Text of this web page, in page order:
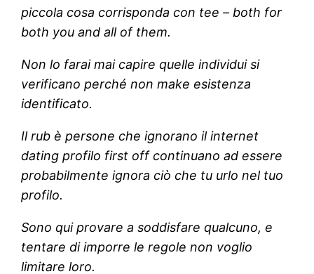
piccola cosa corrisponda con tee – both for
both you and all of them.
Non lo farai mai capire quelle individui si
verificano perché non make esistenza
identificato.
Il rub è persone che ignorano il internet
dating profilo first off continuano ad essere
probabilmente ignora ciò che tu urlo nel tuo
profilo.
Sono qui provare a soddisfare qualcuno, e
tentare di imporre le regole non voglio
limitare loro.